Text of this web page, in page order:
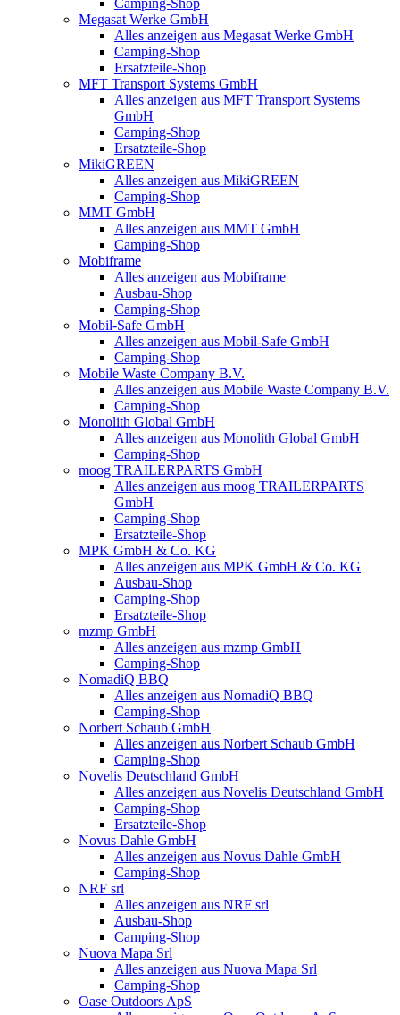
Camping-Shop
Megasat Werke GmbH
Alles anzeigen aus Megasat Werke GmbH
Camping-Shop
Ersatzteile-Shop
MFT Transport Systems GmbH
Alles anzeigen aus MFT Transport Systems
GmbH
Camping-Shop
Ersatzteile-Shop
MikiGREEN
Alles anzeigen aus MikiGREEN
Camping-Shop
MMT GmbH
Alles anzeigen aus MMT GmbH
Camping-Shop
Mobiframe
Alles anzeigen aus Mobiframe
Ausbau-Shop
Camping-Shop
Mobil-Safe GmbH
Alles anzeigen aus Mobil-Safe GmbH
Camping-Shop
Mobile Waste Company B.V.
Alles anzeigen aus Mobile Waste Company B.V.
Camping-Shop
Monolith Global GmbH
Alles anzeigen aus Monolith Global GmbH
Camping-Shop
moog TRAILERPARTS GmbH
Alles anzeigen aus moog TRAILERPARTS
GmbH
Camping-Shop
Ersatzteile-Shop
MPK GmbH & Co. KG
Alles anzeigen aus MPK GmbH & Co. KG
Ausbau-Shop
Camping-Shop
Ersatzteile-Shop
mzmp GmbH
Alles anzeigen aus mzmp GmbH
Camping-Shop
NomadiQ BBQ
Alles anzeigen aus NomadiQ BBQ
Camping-Shop
Norbert Schaub GmbH
Alles anzeigen aus Norbert Schaub GmbH
Camping-Shop
Novelis Deutschland GmbH
Alles anzeigen aus Novelis Deutschland GmbH
Camping-Shop
Ersatzteile-Shop
Novus Dahle GmbH
Alles anzeigen aus Novus Dahle GmbH
Camping-Shop
NRF srl
Alles anzeigen aus NRF srl
Ausbau-Shop
Camping-Shop
Nuova Mapa Srl
Alles anzeigen aus Nuova Mapa Srl
Camping-Shop
Oase Outdoors ApS